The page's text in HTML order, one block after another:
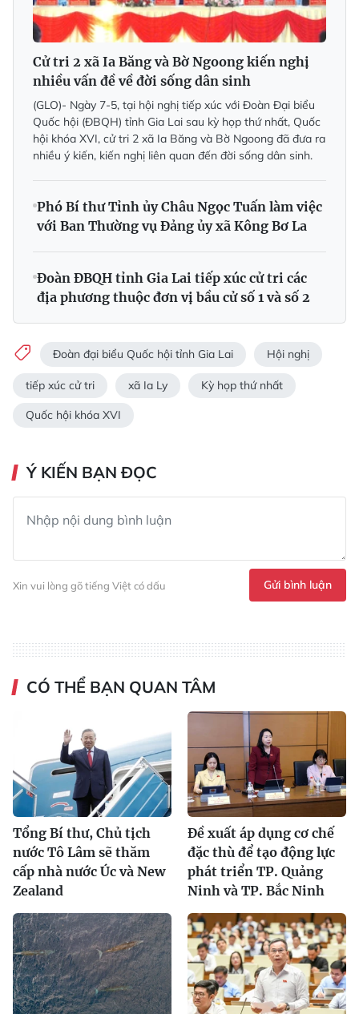
Cử tri 2 xã Ia Băng và Bờ Ngoong kiến nghị
nhiều vấn đề về đời sống dân sinh
(GLO)- Ngày 7-5, tại hội nghị tiếp xúc với Đoàn Đại biểu
Quốc hội (ĐBQH) tỉnh Gia Lai sau kỳ họp thứ nhất, Quốc
hội khóa XVI, cử tri 2 xã Ia Băng và Bờ Ngoong đã đưa ra
nhiều ý kiến, kiến nghị liên quan đến đời sống dân sinh.
Phó Bí thư Tỉnh ủy Châu Ngọc Tuấn làm việc
với Ban Thường vụ Đảng ủy xã Kông Bơ La
Đoàn ĐBQH tỉnh Gia Lai tiếp xúc cử tri các
địa phương thuộc đơn vị bầu cử số 1 và số 2
Đoàn đại biểu Quốc hội tỉnh Gia Lai Hội nghị
tiếp xúc cử tri xã Ia Ly Kỳ họp thứ nhất
Quốc hội khóa XVI
Ý KIẾN BẠN ĐỌC
Xin vui lòng gõ tiếng Việt có dấu Gửi bình luận
CÓ THỂ BẠN QUAN TÂM
Tổng Bí thư, Chủ tịch
nước Tô Lâm sẽ thăm
cấp nhà nước Úc và New
Zealand
Đề xuất áp dụng cơ chế
đặc thù để tạo động lực
phát triển TP. Quảng
Ninh và TP. Bắc Ninh